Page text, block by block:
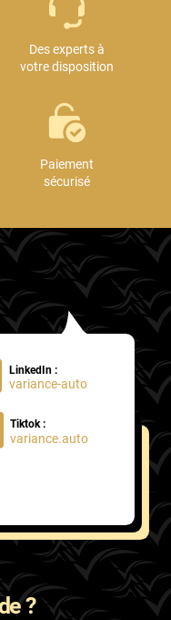
Des experts à
votre disposition
Paiement
sécurisé
LinkedIn :
variance-auto
Tiktok :
variance.auto
?